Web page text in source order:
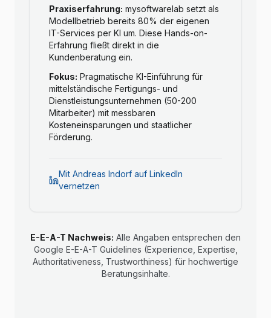
Praxiserfahrung: mysoftwarelab setzt als
Modellbetrieb bereits 80% der eigenen
IT-Services per KI um. Diese Hands-on-
Erfahrung fließt direkt in die
Kundenberatung ein.
Fokus: Pragmatische KI-Einführung für
mittelständische Fertigungs- und
Dienstleistungsunternehmen (50-200
Mitarbeiter) mit messbaren
Kosteneinsparungen und staatlicher
Förderung.
Mit Andreas Indorf auf LinkedIn
vernetzen
E-E-A-T Nachweis: Alle Angaben entsprechen den
Google E-E-A-T Guidelines (Experience, Expertise,
Authoritativeness, Trustworthiness) für hochwertige
Beratungsinhalte.